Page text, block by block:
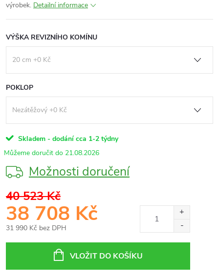
výrobek. Detailní informace
VÝŠKA REVIZNÍHO KOMÍNU
POKLOP
Skladem - dodání cca 1-2 týdny
21.08.2026
Možnosti doručení
40 523 Kč
38 708 Kč
31 990 Kč bez DPH
VLOŽIT DO KOŠÍKU